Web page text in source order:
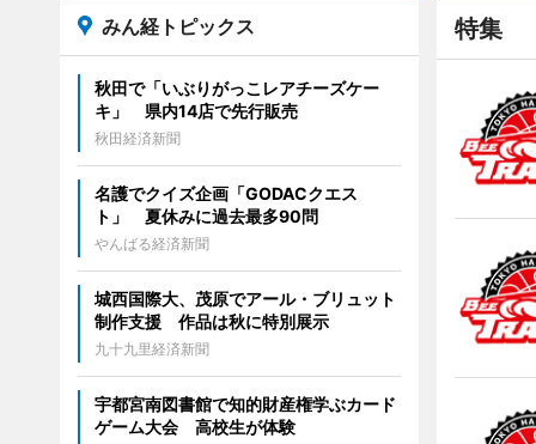
特集
みん経トピックス
秋田で「いぶりがっこレアチーズケー
キ」 県内14店で先行販売
秋田経済新聞
名護でクイズ企画「GODACクエス
ト」 夏休みに過去最多90問
やんばる経済新聞
城西国際大、茂原でアール・ブリュット
制作支援 作品は秋に特別展示
九十九里経済新聞
宇都宮南図書館で知的財産権学ぶカード
ゲーム大会 高校生が体験